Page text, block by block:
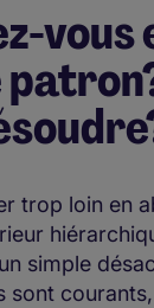
trop loin en
simple
sont